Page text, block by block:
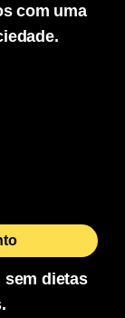
com uma
sem dietas